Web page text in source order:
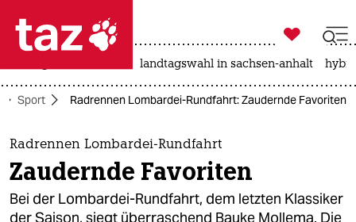
 taz zahl ich
taz zahl ich
themen
politik
öko

taz zahl ich
landtagswahl in sachsen-anhalt
Sport Radrennen Lombardei-Rundfahrt: Zaudernde Favoriten
Radrennen Lombardei-Rundfahrt
Zaudernde Favoriten
Bei der Lombardei-Rundfahrt, dem letzten Klassiker
der Saison, siegt überraschend Bauke Mollema. Die